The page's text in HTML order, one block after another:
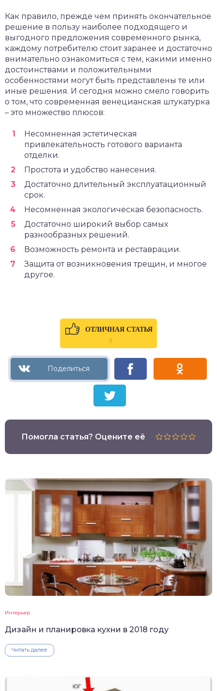
Как правило, прежде чем принять окончательное
решение в пользу наиболее подходящего и
выгодного предложения современного рынка,
каждому потребителю стоит заранее и достаточно
внимательно ознакомиться с тем, какими именно
достоинствами и положительными
особенностями могут быть представлены те или
иные решения. И сегодня можно смело говорить
о том, что современная венецианская штукатурка
– это множество плюсов:
Несомненная эстетическая
привлекательность готового варианта
отделки.
Простота и удобство нанесения.
Достаточно длительный эксплуатационный
срок.
Несомненная экологическая безопасность.
Достаточно широкий выбор самых
разнообразных решений.
Возможность ремонта и реставрации.
Защита от возникновения трещин, и многое
другое.
ОТЛИЧНАЯ СТАТЬЯ
0
Помогла статья? Оцените её
Интерьер
Дизайн и планировка кухни в 2018 году
Читать далее